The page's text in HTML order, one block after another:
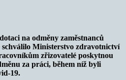
na odměny zaměstnanců
schválilo Ministerstvo zdravotnictví
zřizovatelé poskytnou
za práci, během níž byli
19.